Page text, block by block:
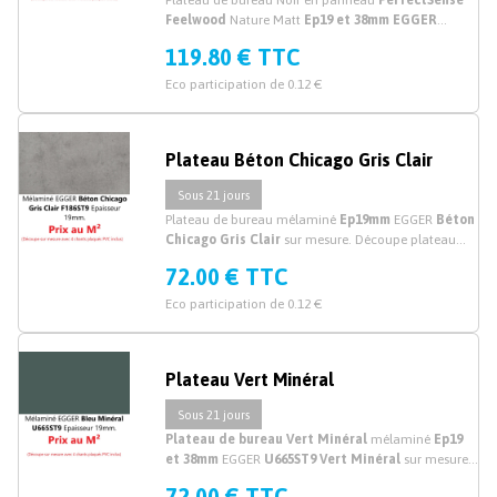
Feelwood Nature Matt Ep19 et 38mm EGGER
bureauNoirlaqué Mat sur mesure. Prix au M²
119.80 € TTC
Eco participation de 0.12 €
Sous 21 jours
Plateau Béton Chicago Gris Clair
Plateau de bureau mélaminé Ep19mm EGGER Béton
Chicago Gris Clair sur mesure. Découpe plateau
72.00 € TTC
Eco participation de 0.12 €
Sous 21 jours
Plateau Vert Minéral
Plateau de bureau Vert Minéral mélaminé Ep19
et 38mm EGGER U665ST9 Vert Minéral sur mesure.